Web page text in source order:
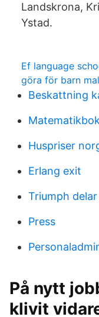
Landskrona,
Ystad.
Ef language
göra för barn
Beskattning
Huspriser
Erlang exit
Triumph
Press
På nytt
klivit